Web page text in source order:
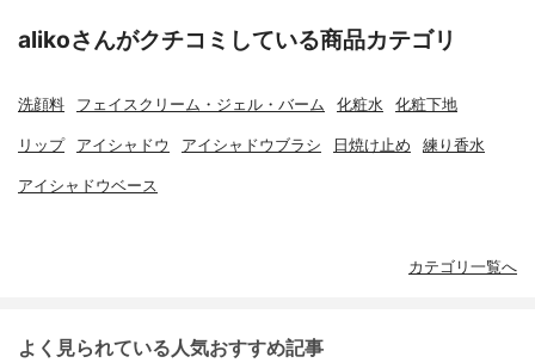
alikoさんがクチコミしている商品カテゴリ
洗顔料 フェイスクリーム・ジェル・バーム 化粧水 化粧下地
リップ アイシャドウ アイシャドウブラシ 日焼け止め 練り香水
アイシャドウベース
カテゴリ一覧へ
よく見られている人気おすすめ記事